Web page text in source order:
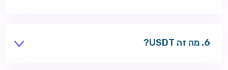
מה זה USDT?